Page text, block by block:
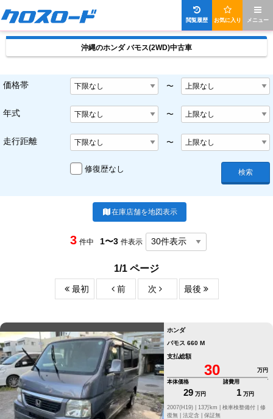
メニュー
お気に入り
閲覧履歴
沖縄のホンダ バモス(2WD)中古車
価格帯 〜
年式 〜
走行距離 〜
修復歴なし 検索
在庫店舗を地図表示
3 件中 1〜3 件表示
1/1 ページ
最初 前 次 最後
ホンダ
バモス 660 M
支払総額
30
万円
本体価格
29 万円
諸費用
1 万円
修
復無 | 法定含 | 保証無